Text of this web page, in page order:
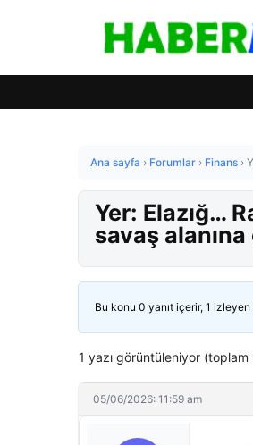
Ana sayfa › Forumlar › Finans ›
Yer: Elazığ…
savaş
Bu konu 0 yanıt içerir, 1 izleyen
1 yazı görüntüleniyor (toplam
05/06/2026: 11:59 am